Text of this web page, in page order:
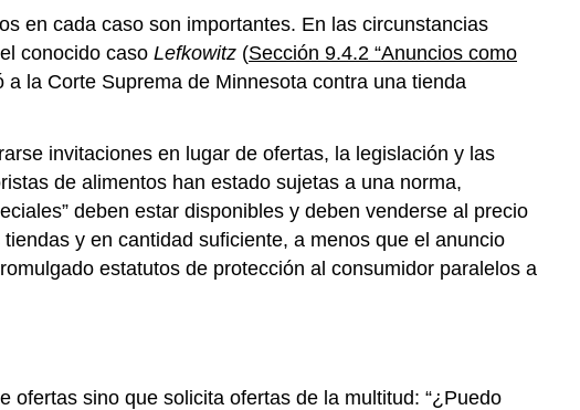
en cada caso son importantes. En las circunstancias
conocido caso Lefkowitz (Sección 9.4.2 “Anuncios como
la Corte Suprema de Minnesota contra una tienda
invitaciones en lugar de ofertas, la legislación y las
de alimentos han estado sujetas a una norma,
deben estar disponibles y deben venderse al precio
y en cantidad suficiente, a menos que el anuncio
estatutos de protección al consumidor paralelos a
sino que solicita ofertas de la multitud: “¿Puedo